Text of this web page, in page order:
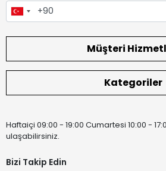
Müşteri
Kategoriler
Haftaiçi 09:00 - 19:00 Cumartesi 10:00 -
ulaşabilirsiniz.
Bizi Takip Edin